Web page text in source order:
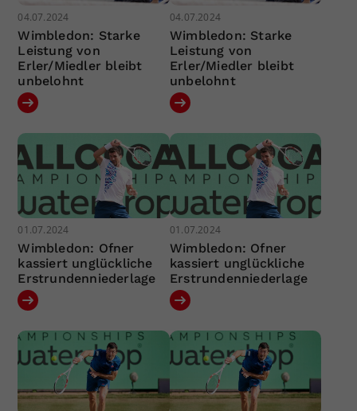
04.07.2024
Wimbledon: Starke
Leistung von
Erler/Miedler bleibt
unbelohnt
04.07.2024
Wimbledon: Starke
Leistung von
Erler/Miedler bleibt
unbelohnt
01.07.2024
Wimbledon: Ofner
kassiert unglückliche
Erstrundenniederlage
01.07.2024
Wimbledon: Ofner
kassiert unglückliche
Erstrundenniederlage